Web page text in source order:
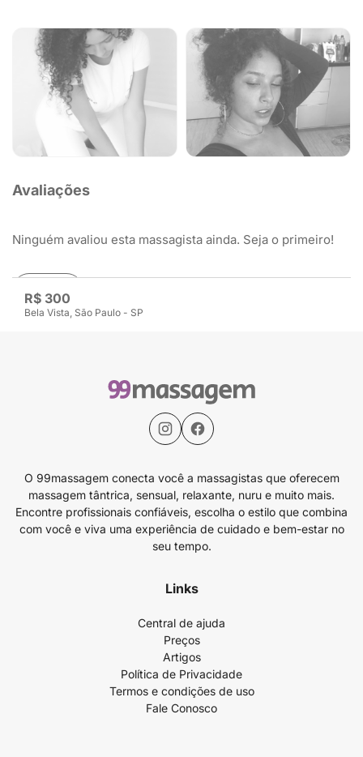
R$ 300
Bela Vista, São Paulo - SP
Avaliações
Ninguém avaliou esta massagista ainda. Seja o primeiro!
Avaliar
O 99massagem conecta você a massagistas que oferecem
massagem tântrica, sensual, relaxante, nuru e muito mais.
Encontre profissionais confiáveis, escolha o estilo que combina
com você e viva uma experiência de cuidado e bem-estar no
seu tempo.
Links
Central de ajuda
Preços
Artigos
Política de Privacidade
Termos e condições de uso
Fale Conosco